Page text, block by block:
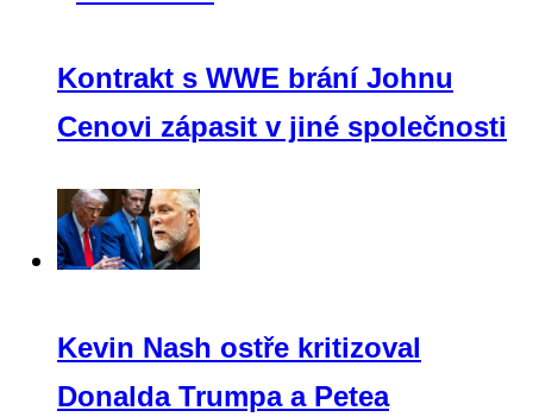
Kontrakt s WWE brání Johnu
Cenovi zápasit v jiné společnosti
Kevin Nash ostře kritizoval
Donalda Trumpa a Petea